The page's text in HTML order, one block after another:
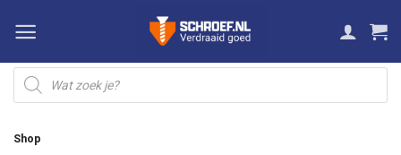
naar
inhoud
Producten
zoeken
Shop